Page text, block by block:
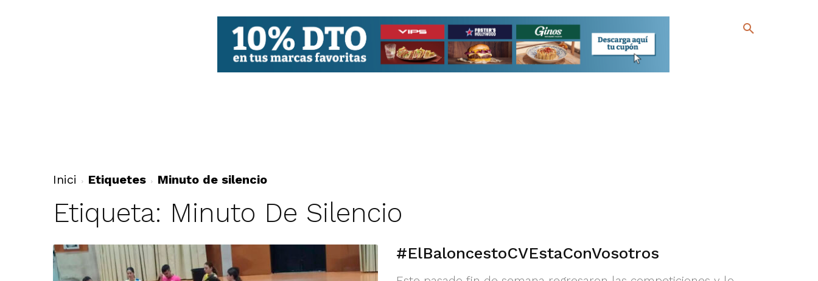
Inici Etiquetes Minuto de silencio
Etiqueta: Minuto De Silencio
#ElBaloncestoCVEstaConVosotros